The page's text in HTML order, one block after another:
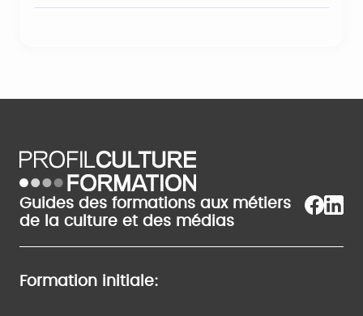
Guides des formations aux métiers
de la culture et des médias
Formation initiale: